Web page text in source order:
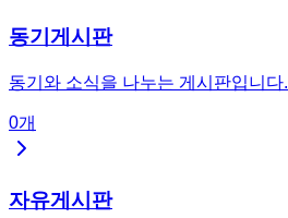
동기게시판
동기와 소식을 나누는 게시판입니다.
0개
자유게시판